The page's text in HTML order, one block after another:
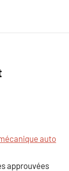
auto
approuvées